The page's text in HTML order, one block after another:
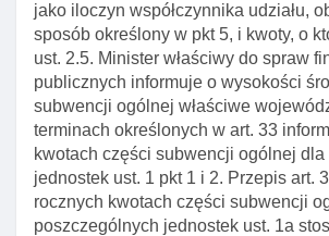
jako iloczyn współczynnika udziału,
sposób określony w pkt 5, i kwoty, o
ust. 2.5. Minister właściwy do spraw
publicznych informuje o wysokości
subwencji ogólnej właściwe
terminach określonych w art. 33
kwotach części subwencji ogólnej
jednostek ust. 1 pkt 1 i 2. Przepis art.
rocznych kwotach części subwencji
poszczególnych jednostek ust. 1a
Art. 49. Dotacje celowe na
zleconych z zakresu administracji
zadań zleconych
Art. 50. Podział dotacji celowych
Art. 50a. Decyzja o przeznaczeniu
Art. 51. Dotacje celowe na
bezpieczeństwa I porządku
skutków klęsk żywiołowych